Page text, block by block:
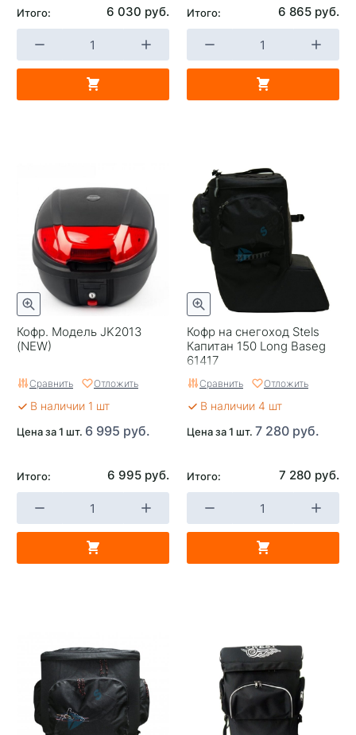
Итого: 6 030 руб. Итого: 6 865 руб.
Кофр. Модель JK2013
(NEW)
Сравнить Отложить
В наличии 1 шт
Цена за 1 шт. 6 995 руб.
Итого: 6 995 руб.
Кофр на снегоход Stels
Капитан 150 Long Baseg
61417
Сравнить Отложить
В наличии 4 шт
Цена за 1 шт. 7 280 руб.
Итого: 7 280 руб.